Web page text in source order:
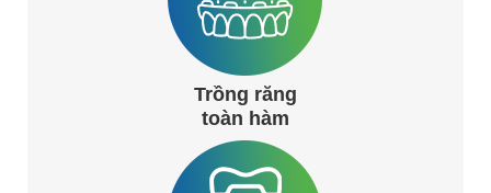
Trồng răng
toàn hàm